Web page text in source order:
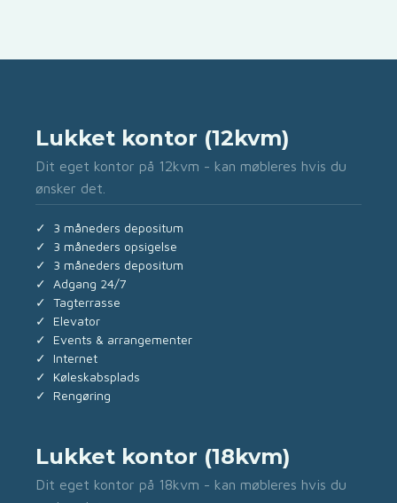
Lukket kontor (12kvm)
Dit eget kontor på 12kvm - kan møbleres hvis du
ønsker det.
✓ 3 måneders depositum
✓ 3 måneders opsigelse
✓ 3 måneders depositum
✓ Adgang 24/7
✓ Tagterrasse
✓ Elevator
✓ Events & arrangementer
✓ Internet
✓ Køleskabsplads
✓ Rengøring
Lukket kontor (18kvm)
Dit eget kontor på 18kvm - kan møbleres hvis du